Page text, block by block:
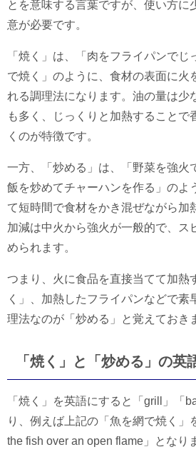
とを意味する言葉ですが、使い方に
意が必要です。
「焼く」は、「肉をフライパンでじ
で焼く」のように、食材の表面に火
れる調理法になります。油の量は少
も多く、じっくりと加熱することで
くのが特徴です。
一方、「炒める」は、「野菜を強火
飯を炒めてチャーハンを作る」のよ
て短時間で食材をかき混ぜながら加
加減は中火から強火が一般的で、ス
められます。
つまり、火に食品を直接当てて加熱
く」、加熱したフライパンなどで素
理法なのが「炒める」と覚えておき
「焼く」と「炒める」の英
「焼く」を英語にすると「grill」「
り、例えば上記の「魚を網で焼く」
the fish over an open flame」となり